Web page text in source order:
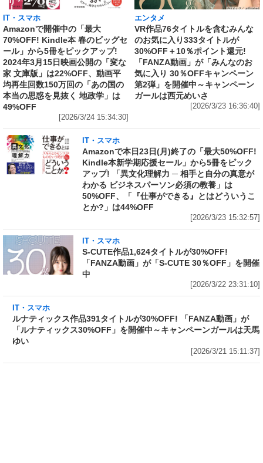
IT・スマホ
Amazonで開催中の「最大
70%OFF! Kindle本 春のビッグセ
ール」から5冊をピックアップ!
2024年3月15日映画公開の「変な
家 文庫版」は22%OFF、動画平
均再生回数150万回の「あの国の
本当の思惑を見抜く 地政学」は
49%OFF
[2026/3/24 15:34:30]
エンタメ
VR作品76タイトルを含むみんな
のお気に入り333タイトルが
30%OFF＋10％ポイント還元!
「FANZA動画」が「みんなのお
気に入り 30％OFFキャンペーン
第2弾」を開催中～キャンペーン
ガールは西元めいさ
[2026/3/23 16:36:40]
IT・スマホ
Amazonで本日23日(月)終了の「最大50%OFF!
Kindle本新学期応援セール」から5冊をピック
アップ! 「異文化理解力 ─ 相手と自分の真意が
わかる ビジネスパーソン必須の教養」は
50%OFF、「『仕事ができる』とはどういうこ
とか?」は44%OFF
[2026/3/23 15:32:57]
IT・スマホ
S-CUTE作品1,624タイトルが30%OFF!
「FANZA動画」が「S-CUTE 30％OFF」を開催
中
[2026/3/22 23:31:10]
ルナティックス作品391タイトルが30%OFF!
「FANZA動画」が「ルナティックス30%OFF」
[2026/3/21 15:11:37]